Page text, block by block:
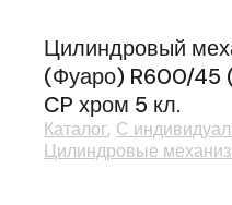
Цилиндровый
(Фуаро) R600/45
CP хром 5 кл.
Каталог С
Цилиндровые